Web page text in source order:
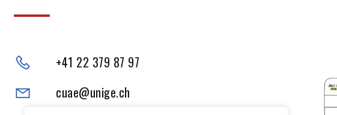
+41 22 379 87 97
cuae@unige.ch